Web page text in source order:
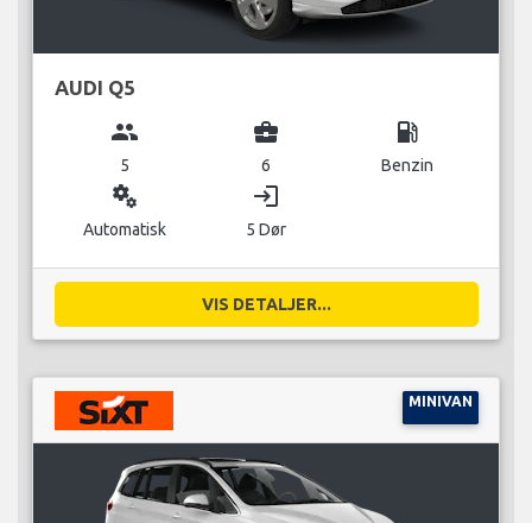
AUDI Q5
group
5
business_center
6
local_gas_station
Benzin
miscellaneous_services
Automatisk
login
5 Dør
VIS DETALJER...
MINIVAN